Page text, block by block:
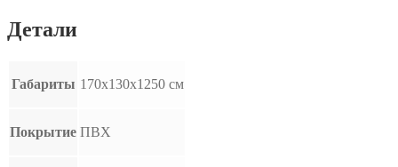
Детали
Габариты 170x130x1250 см
Покрытие ПВХ